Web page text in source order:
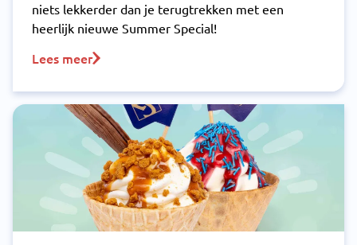
niets lekkerder dan je terugtrekken met een
heerlijk nieuwe Summer Special!
Lees meer